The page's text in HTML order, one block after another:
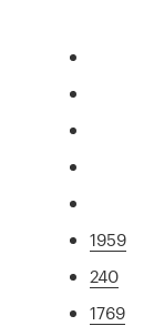
1959
240
1769